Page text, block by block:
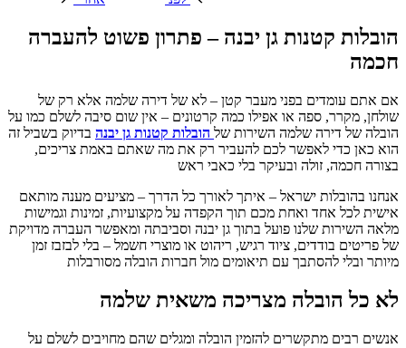
הובלות קטנות גן יבנה – פתרון פשוט להעברה
חכמה
אם אתם עומדים בפני מעבר קטן – לא של דירה שלמה אלא רק של
שולחן, מקרר, ספה או אפילו כמה קרטונים – אין שום סיבה לשלם כמו על
הובלה של דירה שלמה השירות של הובלות קטנות גן יבנה בדיוק בשביל זה
הוא כאן כדי לאפשר לכם להעביר רק את מה שאתם באמת צריכים,
בצורה חכמה, זולה ובעיקר בלי כאבי ראש
אנחנו בהובלות ישראל – איתך לאורך כל הדרך – מציעים מענה מותאם
אישית לכל אחד ואחת מכם תוך הקפדה על מקצועיות, זמינות וגמישות
מלאה השירות שלנו פועל בתוך גן יבנה וסביבתה ומאפשר העברה מדויקת
של פריטים בודדים, ציוד רגיש, ריהוט או מוצרי חשמל – בלי לבזבז זמן
מיותר ובלי להסתבך עם תיאומים מול חברות הובלה מסורבלות
לא כל הובלה מצריכה משאית שלמה
אנשים רבים מתקשרים להזמין הובלה ומגלים שהם מחויבים לשלם על